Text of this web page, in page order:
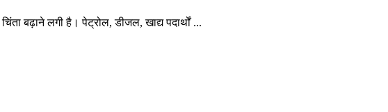
बढ़ाने लगी है। पेट्रोल, डीजल, खाद्य पदार्थों ...